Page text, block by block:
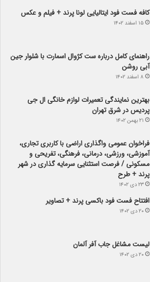
کافه فست فود ایتالیایی لونا پرند + فیلم و عکس
۱۵ اسفند ۱۴۰۲
راهنمای کامل درباره ست کژوال اسمارت با شلوار جین
آبی روشن
۸ اسفند ۱۴۰۲
بهترین نمایندگی تعمیرات لوازم خانگی ال جی
پردیس در شرق تهران
۲۱ بهمن ۱۴۰۲
فراخوان عمومی واگذاری اراضی با کاربری تجاری،
آموزشی، ورزشی، درمانی، فرهنگی، تفریحی و
مسکونی / فرصت استثنایی سرمایه گذاری در شهر
پرند + طرح
۲۳ دی ۱۴۰۲
افتتاح فست فود باکسی پرند + تصاویر
۲۰ دی ۱۴۰۲
لیست مشاغل جاب آفر آلمان
۲۰ دی ۱۴۰۲